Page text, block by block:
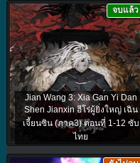
Jian Wang 3: Xia Gan Yi Dan
Shen Jianxin ฮีโร่ผู้ยิ่งใหญ่ เฉิน
เจี้ยนซิน (ภาค3) ตอนที่ 1-12 ซับ
ไทย
จบแล้ว